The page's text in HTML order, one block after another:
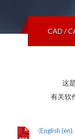
CAD /
这
有关软
(English (en),